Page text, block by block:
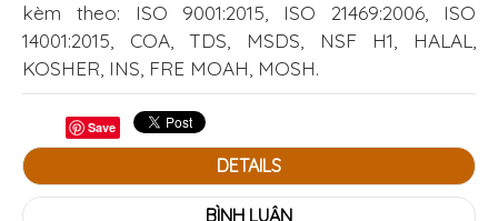
kèm theo: ISO 9001:2015, ISO 21469:2006, ISO
14001:2015, COA, TDS, MSDS, NSF H1, HALAL,
KOSHER, INS, FRE MOAH, MOSH.
Save
DETAILS
BÌNH LUẬN